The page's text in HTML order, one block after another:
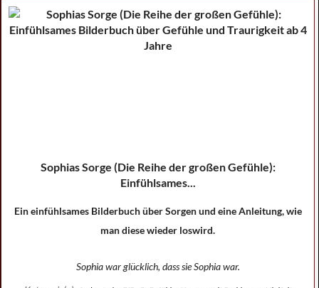
Sophias Sorge (Die Reihe der großen Gefühle):
Einfühlsames...
Ein einfühlsames Bilderbuch über Sorgen und eine Anleitung, wie
man diese wieder loswird.
Sophia war glücklich, dass sie Sophia war.